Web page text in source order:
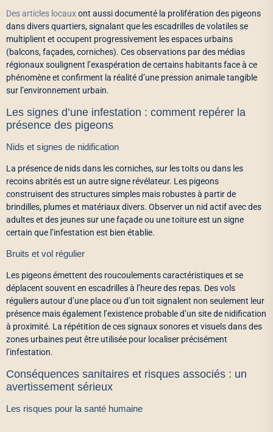
Des articles locauxont aussi documenté la prolifération des pigeons
dans divers quartiers, signalant que les escadrilles de volatiles se
multiplient et occupent progressivement les espaces urbains
(balcons, façades, corniches). Ces observations par des médias
régionaux soulignent l’exaspération de certains habitants face à ce
phénomène et confirment la réalité d’une pression animale tangible
sur l’environnement urbain.
Les signes d’une infestation : comment repérer la
présence des pigeons
Nids et signes de nidification
La présence de nids dans les corniches, sur les toits ou dans les
recoins abrités est un autre signe révélateur. Les pigeons
construisent des structures simples mais robustes à partir de
brindilles, plumes et matériaux divers. Observer un nid actif avec des
adultes et des jeunes sur une façade ou une toiture est un signe
certain que l’infestation est bien établie.
Bruits et vol régulier
Les pigeons émettent des roucoulements caractéristiques et se
déplacent souvent en escadrilles à l’heure des repas. Des vols
réguliers autour d’une place ou d’un toit signalent non seulement leur
présence mais également l’existence probable d’un site de nidification
à proximité. La répétition de ces signaux sonores et visuels dans des
zones urbaines peut être utilisée pour localiser précisément
l’infestation.
Conséquences sanitaires et risques associés : un
avertissement sérieux
Les risques pour la santé humaine